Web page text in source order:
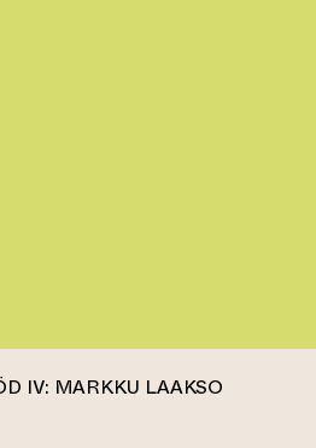
IV: MARKKU LAAKSO